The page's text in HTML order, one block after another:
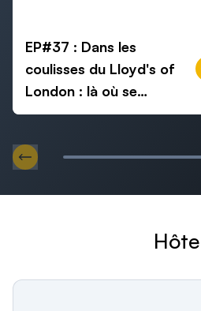
EP#37 : Dans les
coulisses du Lloyd's of
London : là où se
négocie le risque
Aller au slide précédent
Hôte